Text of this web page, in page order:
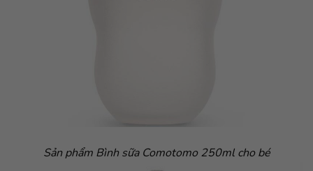
Sản phẩm Bình sữa Comotomo 250ml cho bé